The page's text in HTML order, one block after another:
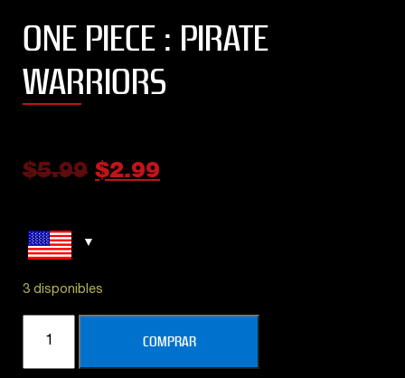
ONE PIECE : PIRATE
WARRIORS
$5.99 $2.99
3 disponibles
Piece
:
COMPRAR